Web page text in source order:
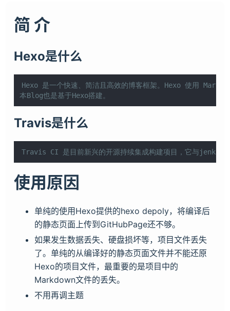
简 介
Hexo是什么
Hexo 是一个快速、简洁且高效的博客框架。Hexo 使用
本Blog也是基于Hexo搭建。
Travis是什么
Travis CI 是目前新兴的开源持续集成构建项目，它与jenkins
使用原因
单纯的使用Hexo提供的hexo depoly，将编译后
的静态页面上传到GitHubPage还不够。
如果发生数据丢失、硬盘损坏等，项目文件丢失
了。单纯的从编译好的静态页面文件并不能还原
Hexo的项目文件，最重要的是项目中的
Markdown文件的丢失。
不用再调主题